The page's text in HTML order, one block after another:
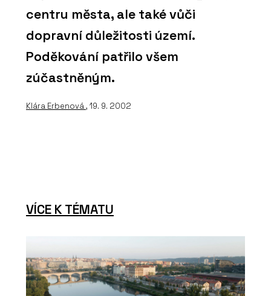
centru města, ale také vůči
dopravní důležitosti území.
Poděkování patřilo všem
zúčastněným.
Klára Erbenová, 19. 9. 2002
VÍCE K TÉMATU